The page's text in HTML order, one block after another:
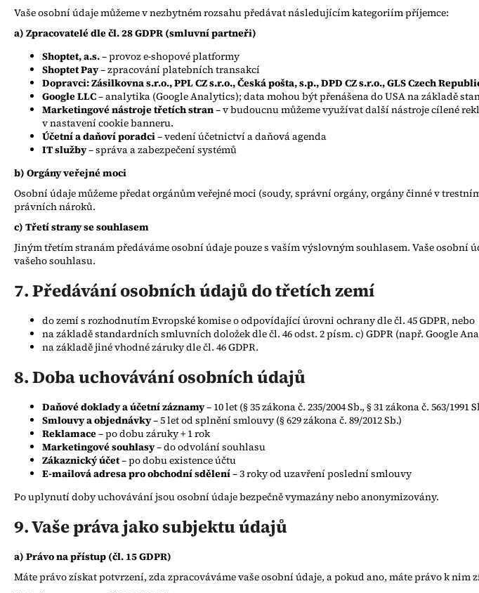
Vaše osobní údaje můžeme v nezbytném rozsahu předávat následujícím kategoriím příjemce:
a) Zpracovatelé dle čl. 28 GDPR (smluvní partneři)
Shoptet, a.s.– provoz e-shopové platformy
Shoptet Pay– zpracování platebních transakcí
Dopravci: Zásilkovna s.r.o., PPL CZ s.r.o., Česká pošta, s.p., DPD CZ s.r.o., GLS Czech
Google LLC– analytika (Google Analytics); data mohou být přenášena do USA na základě
Marketingové nástroje třetích stran– v budoucnu můžeme využívat další nástroje cílené
v nastavení cookie banneru.
Účetní a daňoví poradci– vedení účetnictví a daňová agenda
IT služby– správa a zabezpečení systémů
b) Orgány veřejné moci
Osobní údaje můžeme předat orgánům veřejné moci (soudy, správní orgány, orgány činné v
právních nároků.
c) Třetí strany se souhlasem
Jiným třetím stranám předáváme osobní údaje pouze s vaším výslovným souhlasem. Vaše osobní
vašeho souhlasu.
7. Předávání osobních údajů do třetích zemí
do zemí s rozhodnutím Evropské komise o odpovídající úrovni ochrany dle čl. 45 GDPR, nebo
na základě standardních smluvních doložek dle čl. 46 odst. 2 písm. c) GDPR (např. Google
na základě jiné vhodné záruky dle čl. 46 GDPR.
8. Doba uchovávání osobních údajů
Daňové doklady a účetní záznamy– 10 let (§ 35 zákona č. 235/2004 Sb., § 31 zákona č. 563/1991
Smlouvy a objednávky– 5 let od splnění smlouvy (§ 629 zákona č. 89/2012 Sb.)
Reklamace– po dobu záruky + 1 rok
Marketingové souhlasy– do odvolání souhlasu
Zákaznický účet– po dobu existence účtu
E-mailová adresa pro obchodní sdělení– 3 roky od uzavření poslední smlouvy
Po uplynutí doby uchovávání jsou osobní údaje bezpečně vymazány nebo anonymizovány.
9. Vaše práva jako subjektu údajů
a) Právo na přístup (čl. 15 GDPR)
Máte právo získat potvrzení, zda zpracováváme vaše osobní údaje, a pokud ano, máte právo k nim